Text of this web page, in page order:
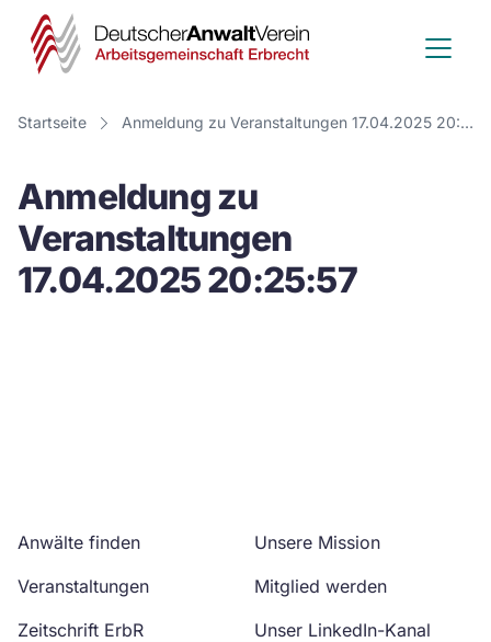
Deutscher
Anwalt
Verein
Startseite Anmeldung zu Veranstaltungen 17.04.2025 20:25:57
Anmeldung zu
Veranstaltungen
17.04.2025 20:25:57
Anwälte finden
Veranstaltungen
Zeitschrift ErbR
Unsere Mission
Mitglied werden
Unser LinkedIn-Kanal